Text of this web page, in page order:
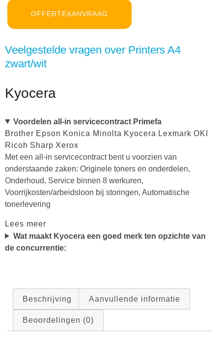
OFFERTEAANVRAAG
Veelgestelde vragen over Printers A4
zwart/wit
Kyocera
Voordelen all-in servicecontract Primefa
Brother Epson Konica Minolta Kyocera Lexmark OKI
Ricoh Sharp Xerox
Met een all-in servicecontract bent u voorzien van
onderstaande zaken: Originele toners en onderdelen,
Onderhoud, Service binnen 8 werkuren,
Voorrijkosten/arbeidsloon bij storingen, Automatische
tonerlevering
Lees meer
Wat maakt Kyocera een goed merk ten opzichte van
de concurrentie:
Beschrijving Aanvullende informatie
Beoordelingen (0)